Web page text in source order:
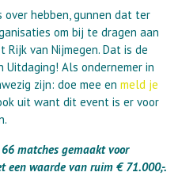
hebben, gunnen dat ter
om bij te dragen aan
van Nijmegen. Dat is de
Uitdaging! Als ondernemer in
zijn: doe mee en meld je
uit want dit event is er voor
matches gemaakt voor
waarde van ruim € 71.000,-.